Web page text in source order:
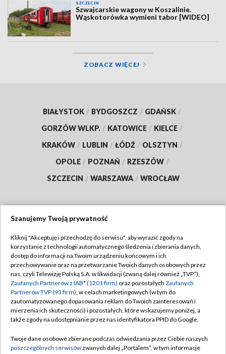
SZCZECIN
Szwajcarskie wagony w Koszalinie.
Wąskotorówka wymieni tabor [WIDEO]
ZOBACZ WIĘCEJ
BIAŁYSTOK / BYDGOSZCZ / GDAŃSK /
GORZÓW WLKP. / KATOWICE / KIELCE /
KRAKÓW / LUBLIN / ŁÓDŹ / OLSZTYN /
OPOLE / POZNAŃ / RZESZÓW /
SZCZECIN / WARSZAWA / WROCŁAW
TVP
Abonament TVP
Emisja w TVP
Centrum informacji TVP
Naziemna Telewizja Cyfrowa
Rada Programowa
Regulamin TVP
Polityka prywatności
Moje zgody
Pomoc
Kontakt
Szanujemy Twoją prywatność
Kliknij "Akceptuję i przechodzę do serwisu", aby wyrazić zgody na
korzystanie z technologii automatycznego śledzenia i zbierania danych,
dostęp do informacji na Twoim urządzeniu końcowym i ich
przechowywanie oraz na przetwarzanie Twoich danych osobowych przez
nas, czyli Telewizję Polską S.A. w likwidacji (zwaną dalej również „TVP”),
Zaufanych Partnerów z IAB* (1201 firm) oraz pozostałych Zaufanych
Partnerów TVP (93 firm), w celach marketingowych (w tym do
zautomatyzowanego dopasowania reklam do Twoich zainteresowań i
mierzenia ich skuteczności) i pozostałych, które wskazujemy poniżej, a
także zgody na udostępnianie przez nas identyfikatora PPID do Google.
Twoje dane osobowe zbierane podczas odwiedzania przez Ciebie naszych
poszczególnych serwisówzwanych dalej „Portalem”, w tym informacje